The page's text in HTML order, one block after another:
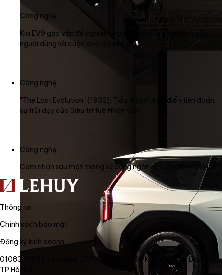
Công nghệ
Kia EV9 gặp vấn đề nghiêm trọng về pin: Trải nghiệm của
người dùng và cuộc chờ đợi kéo dài
Công nghệ
"The Last Evolution" (1932): Tiểu thuyết kinh điển tiên đoán
sự trỗi dậy của Siêu trí tuệ Nhân tạo
Công nghệ
Cảm nhận sau một tháng sử dụng ngôn ngữ lập trình Clojure
Thông tin
Chính sách bảo mật
Đăng ký kinh doanh
0108340562 cấp ngày 27/06/2018 bởi Sở Kế Hoạch và Đầu Tư
TP Hà Nội